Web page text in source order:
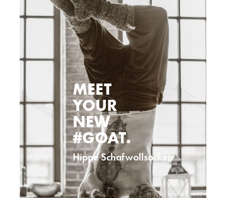
MEET
YOUR
NEW
#GOAT.
Hippe Schafwollsocken